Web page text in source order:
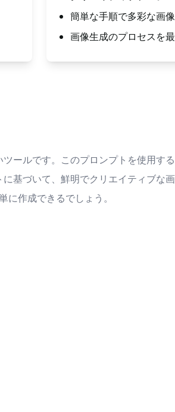
簡単な手順で多彩な画
画像生成のプロセスを
ルです。このプロンプトを使用す
づいて、鮮明でクリエイティブな
作成できるでしょう。